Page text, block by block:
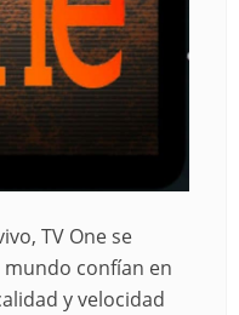
TV One se
confían en
y velocidad